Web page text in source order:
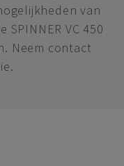
van
VC 450
Neem contact